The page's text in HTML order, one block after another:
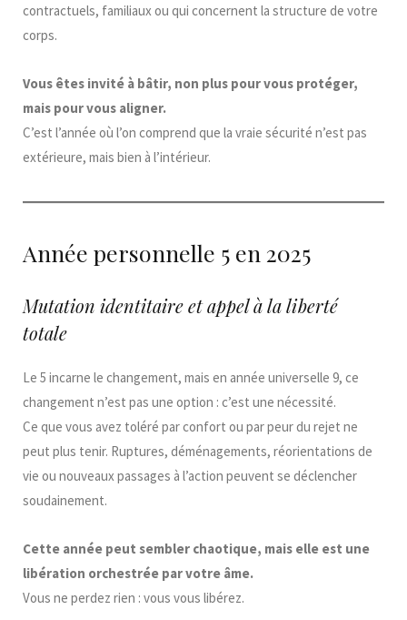
contractuels, familiaux ou qui concernent la structure de votre
corps.
Vous êtes invité à bâtir, non plus pour vous protéger,
mais pour vous aligner.
C’est l’année où l’on comprend que la vraie sécurité n’est pas
extérieure, mais bien à l’intérieur.
Année personnelle 5 en 2025
Mutation identitaire et appel à la liberté
totale
Le 5 incarne le changement, mais en année universelle 9, ce
changement n’est pas une option : c’est une nécessité.
Ce que vous avez toléré par confort ou par peur du rejet ne
peut plus tenir. Ruptures, déménagements, réorientations de
vie ou nouveaux passages à l’action peuvent se déclencher
soudainement.
Cette année peut sembler chaotique, mais elle est une
libération orchestrée par votre âme.
Vous ne perdez rien : vous vous libérez.